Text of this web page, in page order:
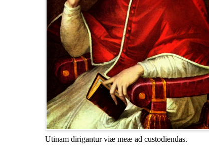
Utinam dirigantur viæ meæ ad custodiendas.